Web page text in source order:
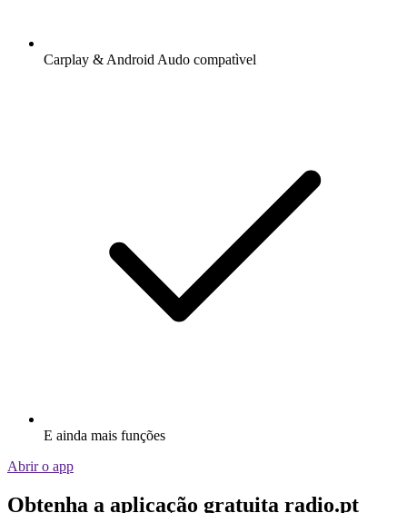
Carplay & Android Audo compatìvel
E ainda mais funções
Abrir o app
Obtenha a aplicação gratuita radio.pt